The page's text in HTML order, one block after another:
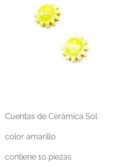
Cuentas de Cerámica Sol
color amarillo
contiene 10 piezas